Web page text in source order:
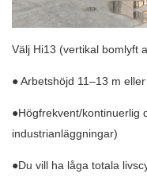
Välj Hi13 (vertikal bomlyft
● Arbetshöjd 11–13 m
●Högfrekvent/kontinuerlig
industrianläggningar)
●Du vill ha låga totala